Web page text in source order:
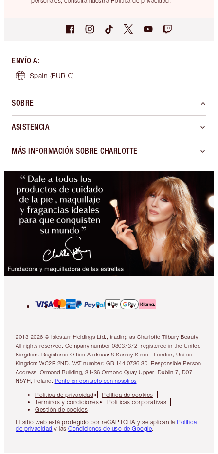
ENVÍO A:
Spain (EUR €)
SOBRE
ASISTENCIA
MÁS INFORMACIÓN SOBRE CHARLOTTE
2013-2026 © Islestarr Holdings Ltd., trading as Charlotte Tilbury Beauty.
All rights reserved. Company number 08037372, registered in the United
Kingdom. Registered Office Address: 8 Surrey Street, London, United
Kingdom WC2R 2ND. VAT number: GB 144 0736 30. Responsible Person
Address: Ormond Building, 31-36 Ormond Quay Upper, Dublin 7, D07
N5YH, Ireland. Ponte en contacto con nosotros
Política de privacidad
Política de cookies
Términos y condiciones
Políticas corporativas
Gestión de cookies
El sitio web está protegido por reCAPTCHA y se aplican la Política
de privacidad y las Condiciones de uso de Google.